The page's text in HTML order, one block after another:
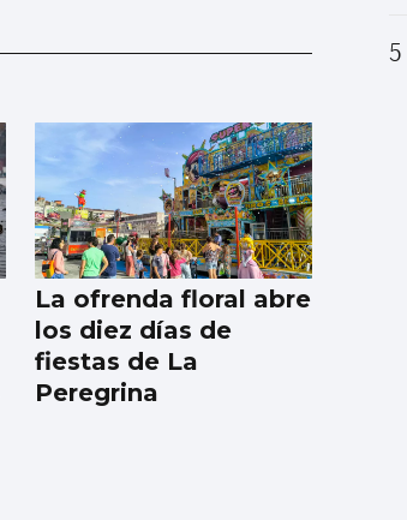
La ofrenda floral abre
los diez días de
fiestas de La
Peregrina